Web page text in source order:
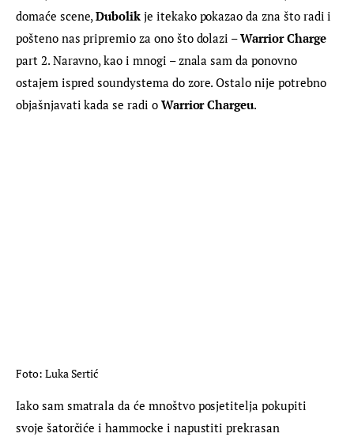
domaće scene, Dubolik je itekako pokazao da zna što radi i
pošteno nas pripremio za ono što dolazi – Warrior Charge
part 2. Naravno, kao i mnogi – znala sam da ponovno
ostajem ispred soundystema do zore. Ostalo nije potrebno
objašnjavati kada se radi o Warrior Chargeu.
Foto: Luka Sertić
Iako sam smatrala da će mnoštvo posjetitelja pokupiti
svoje šatorčiće i hammocke i napustiti prekrasan